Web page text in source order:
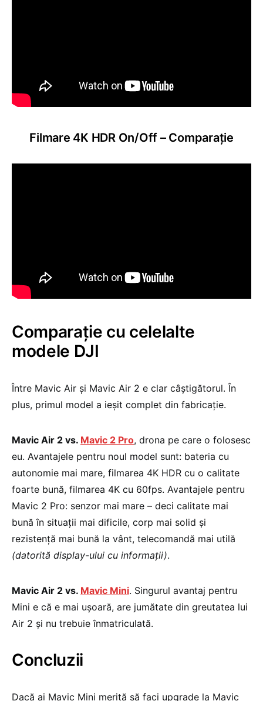
Filmare 4K HDR On/Off – Comparație
Comparație cu celelalte
modele DJI
Între Mavic Air și Mavic Air 2 e clar câștigătorul. În
plus, primul model a ieșit complet din fabricație.
Mavic Air 2 vs. Mavic 2 Pro, drona pe care o folosesc
eu. Avantajele pentru noul model sunt: bateria cu
autonomie mai mare, filmarea 4K HDR cu o calitate
foarte bună, filmarea 4K cu 60fps. Avantajele pentru
Mavic 2 Pro: senzor mai mare – deci calitate mai
bună în situații mai dificile, corp mai solid și
rezistență mai bună la vânt, telecomandă mai utilă
(datorită display-ului cu informații).
Mavic Air 2 vs. Mavic Mini. Singurul avantaj pentru
Mini e că e mai ușoară, are jumătate din greutatea lui
Air 2 și nu trebuie înmatriculată.
Concluzii
Dacă ai Mavic Mini merită să faci upgrade la Mavic